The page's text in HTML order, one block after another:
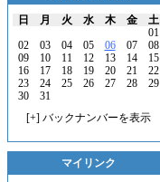
日 月 火 水 木 金
土
01
02
03 04 05 06 07
08
09
10 11 12 13 14
15
16
17 18 19 20 21
22
23
24 25 26 27 28
29
30
31
[+] バックナンバーを表示
マイリンク